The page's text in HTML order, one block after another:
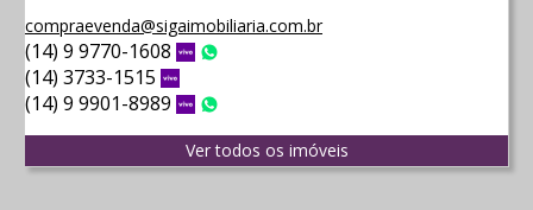
compraevenda@sigaimobiliaria.com.br
(14) 9 9770-1608 Vivo
(14) 3733-1515
(14) 9 9901-8989 Vivo
Ver todos os imóveis